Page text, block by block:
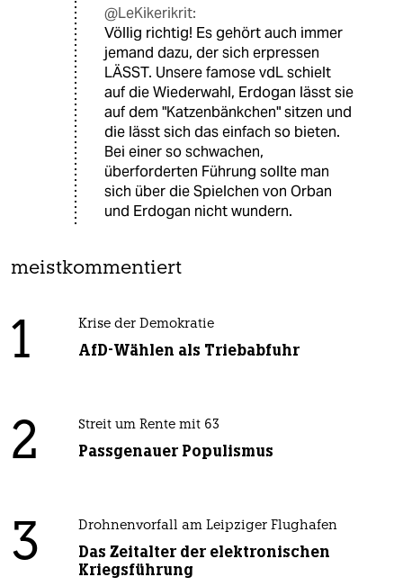
@LeKikerikrit:
Völlig richtig! Es gehört auch immer
jemand dazu, der sich erpressen
LÄSST. Unsere famose vdL schielt
auf die Wiederwahl, Erdogan lässt sie
auf dem "Katzenbänkchen" sitzen und
die lässt sich das einfach so bieten.
Bei einer so schwachen,
überforderten Führung sollte man
sich über die Spielchen von Orban
und Erdogan nicht wundern.
meistkommentiert
1 Krise der Demokratie
AfD-Wählen als Triebabfuhr
2 Streit um Rente mit 63
Passgenauer Populismus
3 Drohnenvorfall am Leipziger Flughafen
Das Zeitalter der elektronischen
Kriegsführung